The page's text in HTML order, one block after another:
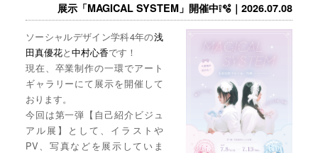
展示「MAGICAL SYSTEM」開催中❕🫧｜2026.07.08
ソーシャルデザイン学科4年の浅
田真優花と中村心香です！
現在、卒業制作の一環でアート
ギャラリーにて展示を開催して
おります。
今回は第一弾【自己紹介ビジュ
アル展】として、イラストや
PV、写真などを展示していま